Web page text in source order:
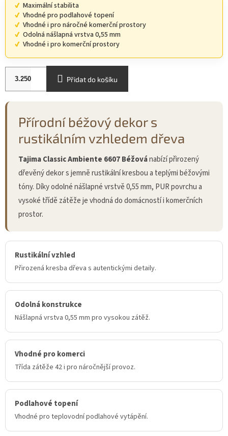
Maximální stabilita
Vhodné pro podlahové topení
Vhodné i pro náročné komerční prostory
Odolná nášlapná vrstva 0,55 mm
Vhodné i pro komerční prostory
Přidat do košíku
Přírodní béžový dekor s
rustikálním vzhledem dřeva
Tajima Classic Ambiente 6607 Béžovánabízí přirozený
dřevěný dekor s jemně rustikální kresbou a teplými béžovými
tóny. Díky odolné nášlapné vrstvě 0,55 mm, PUR povrchu a
vysoké třídě zátěže je vhodná do domácností i komerčních
prostor.
Rustikální vzhled
Přirozená kresba dřeva s autentickými detaily.
Odolná konstrukce
Nášlapná vrstva 0,55 mm pro vysokou zátěž.
Vhodné pro komerci
Třída zátěže 42 i pro náročnější provoz.
Podlahové topení
Vhodné pro teplovodní podlahové vytápění.